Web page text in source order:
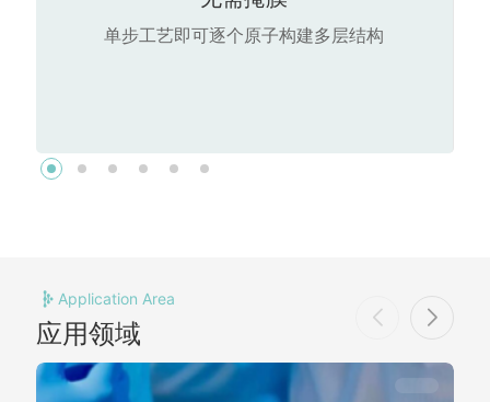
单步工艺即可逐个原子构建多层结构
Application Area
应用领域